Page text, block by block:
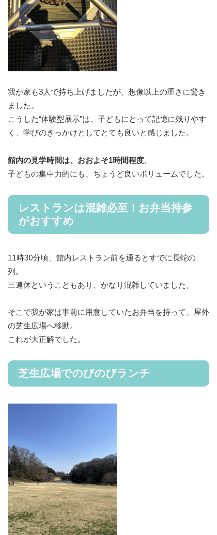
我が家も3人で持ち上げましたが、想像以上の重さに驚き
ました。
こうした“体験型展示”は、子どもにとって記憶に残りやす
く、学びのきっかけとしてとても良いと感じました。
館内の見学時間は、おおよそ1時間程度。
子どもの集中力的にも、ちょうど良いボリュームでした。
レストランは混雑必至！お弁当持参
がおすすめ
11時30分頃、館内レストラン前を通るとすでに長蛇の
列。
三連休ということもあり、かなり混雑していました。
そこで我が家は事前に用意していたお弁当を持って、屋外
の芝生広場へ移動。
これが大正解でした。
芝生広場でのびのびランチ